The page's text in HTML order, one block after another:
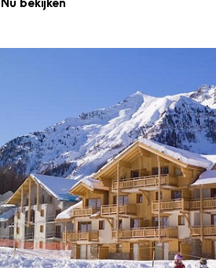
Nu bekijken